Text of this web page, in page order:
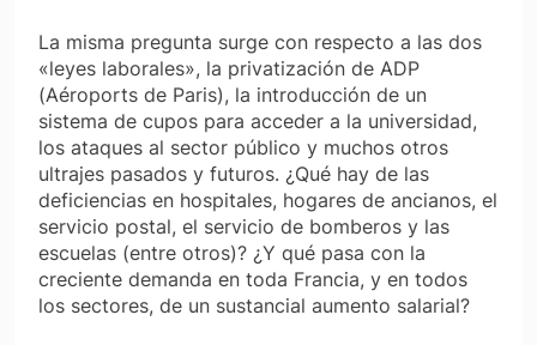
La misma pregunta surge con respecto a las dos
«leyes laborales», la privatización de ADP
(Aéroports de Paris), la introducción de un
sistema de cupos para acceder a la universidad,
los ataques al sector público y muchos otros
ultrajes pasados ​​y futuros. ¿Qué hay de las
deficiencias en hospitales, hogares de ancianos, el
servicio postal, el servicio de bomberos y las
escuelas (entre otros)? ¿Y qué pasa con la
creciente demanda en toda Francia, y en todos
los sectores, de un sustancial aumento salarial?